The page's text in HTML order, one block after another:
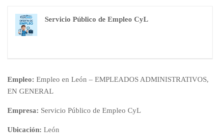
Servicio Público de Empleo CyL
Empleo: Empleo en León – EMPLEADOS ADMINISTRATIVOS,
EN GENERAL
Empresa: Servicio Público de Empleo CyL
Ubicación: León